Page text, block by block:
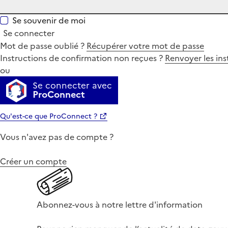
Se souvenir de moi
Se connecter
Mot de passe oublié ? Récupérer votre mot de passe
Instructions de confirmation non reçues ? Renvoyer les
ou
Se connecter avec
ProConnect
Qu'est-ce que ProConnect ?
Vous n'avez pas de compte ?
Créer un compte
Abonnez-vous à notre lettre d'information